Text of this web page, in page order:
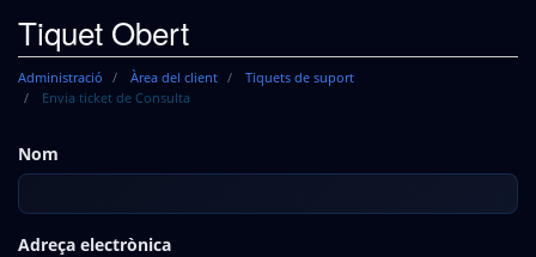
Tiquet Obert
Administració Àrea del client
Tiquets de suport
Envia ticket de Consulta
Nom
Adreça electrònica